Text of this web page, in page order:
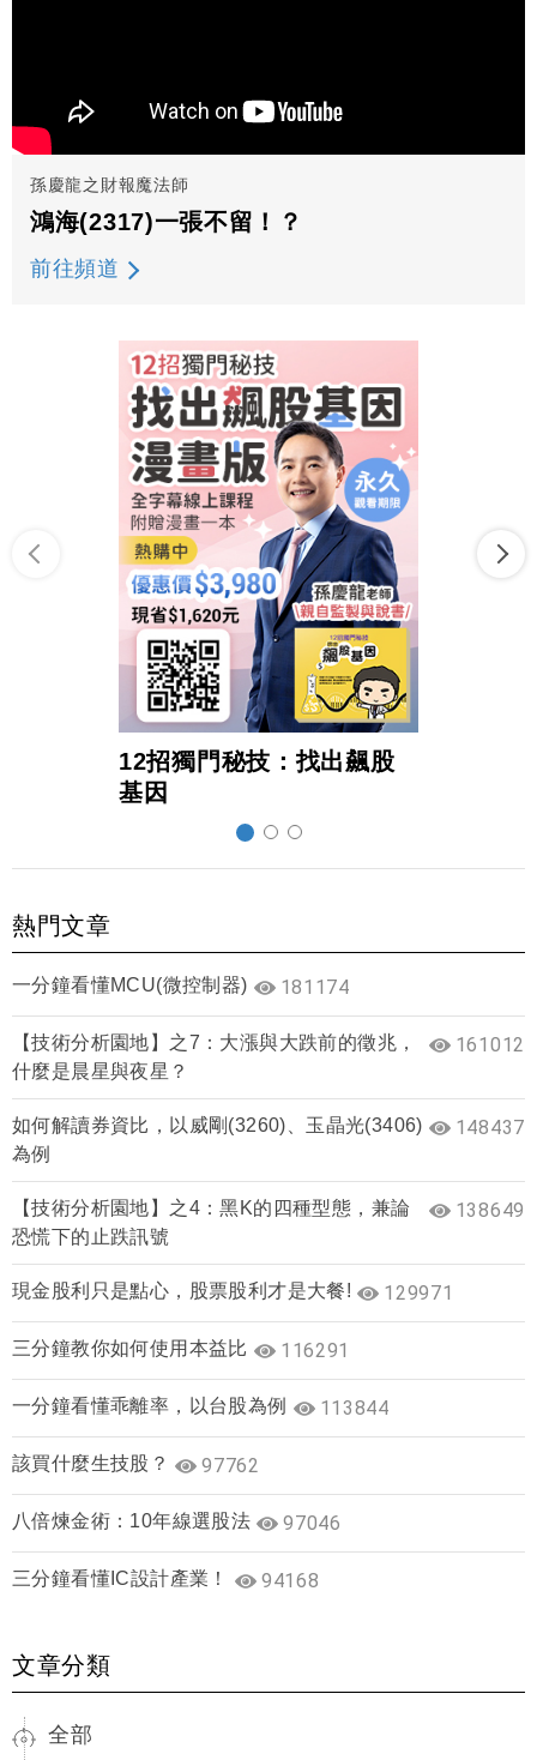
孫慶龍之財報魔法師
鴻海(2317)一張不留！？
前往頻道
12招獨門秘技：找出飆股
基因
熱門文章
一分鐘看懂MCU(微控制器) 181174
【技術分析園地】之7：大漲與大跌前的徵兆，
什麼是晨星與夜星？
161012
如何解讀券資比，以威剛(3260)、玉晶光(3406)
為例
148437
【技術分析園地】之4：黑K的四種型態，兼論
恐慌下的止跌訊號
138649
現金股利只是點心，股票股利才是大餐! 129971
三分鐘教你如何使用本益比 116291
一分鐘看懂乖離率，以台股為例 113844
該買什麼生技股？ 97762
八倍煉金術：10年線選股法 97046
三分鐘看懂IC設計產業！ 94168
文章分類
全部